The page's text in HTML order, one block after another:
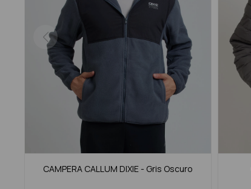
CAMPERA CALLUM DIXIE - Gris Oscuro